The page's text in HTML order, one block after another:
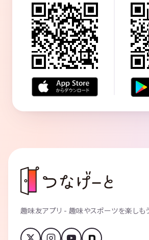
趣味友アプリ - 趣味やスポーツを楽しも